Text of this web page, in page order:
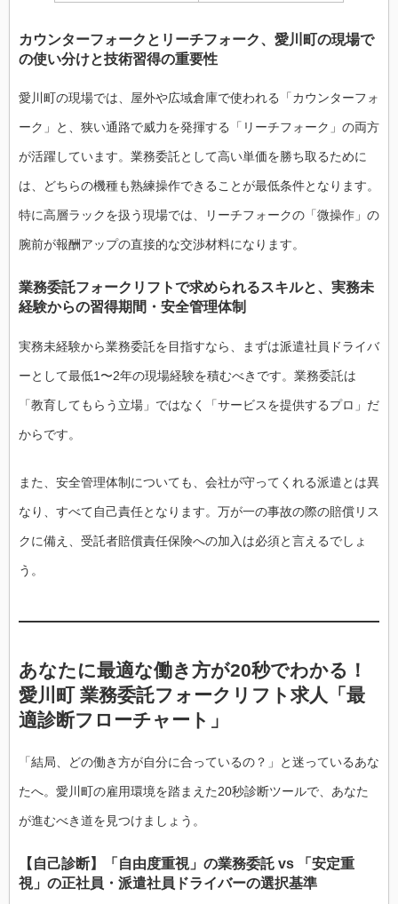
カウンターフォークとリーチフォーク、愛川町の現場で
の使い分けと技術習得の重要性
愛川町の現場では、屋外や広域倉庫で使われる「カウンターフォ
ーク」と、狭い通路で威力を発揮する「リーチフォーク」の両方
が活躍しています。業務委託として高い単価を勝ち取るために
は、どちらの機種も熟練操作できることが最低条件となります。
特に高層ラックを扱う現場では、リーチフォークの「微操作」の
腕前が報酬アップの直接的な交渉材料になります。
業務委託フォークリフトで求められるスキルと、実務未
経験からの習得期間・安全管理体制
実務未経験から業務委託を目指すなら、まずは派遣社員ドライバ
ーとして最低1〜2年の現場経験を積むべきです。業務委託は
「教育してもらう立場」ではなく「サービスを提供するプロ」だ
からです。
また、安全管理体制についても、会社が守ってくれる派遣とは異
なり、すべて自己責任となります。万が一の事故の際の賠償リス
クに備え、受託者賠償責任保険への加入は必須と言えるでしょ
う。
あなたに最適な働き方が20秒でわかる！
愛川町 業務委託フォークリフト求人「最
適診断フローチャート」
「結局、どの働き方が自分に合っているの？」と迷っているあな
たへ。愛川町の雇用環境を踏まえた20秒診断ツールで、あなた
が進むべき道を見つけましょう。
【自己診断】「自由度重視」の業務委託 vs 「安定重
視」の正社員・派遣社員ドライバーの選択基準